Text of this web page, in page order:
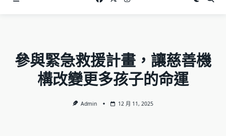
參與緊急救援計畫，讓慈善機
構改變更多孩子的命運
Admin 12 月 11, 2025